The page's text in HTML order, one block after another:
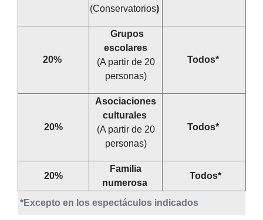
*Excepto en los espectáculos indicados
(Conservatorios)
20%
Grupos
escolares
(A partir de 20
personas)
Todos*
20%
Asociaciones
culturales
(A partir de 20
personas)
Todos*
20%
Familia
numerosa
Todos*